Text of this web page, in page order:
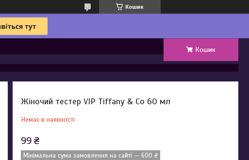
Кошик
Кошик
Жіночий тестер VIP Tiffany & Co 60 мл
Немає в наявності
99 ₴
Мінімальна сума замовлення на сайті — 600 ₴